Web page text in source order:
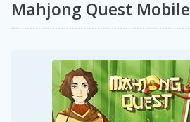
Mahjong Quest Mobile